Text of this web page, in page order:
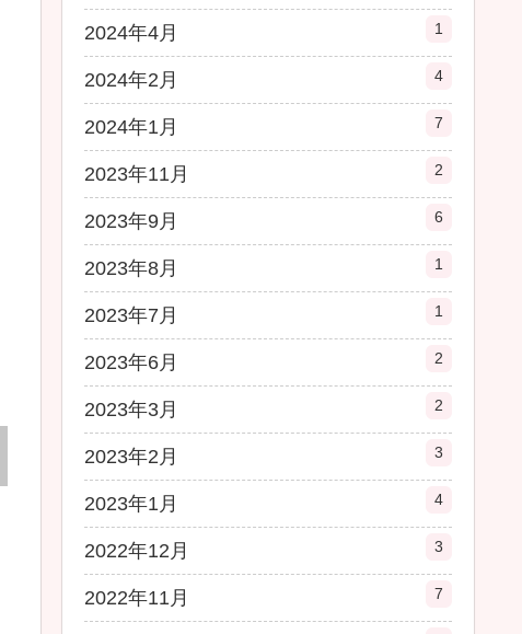
2024年4月 1
2024年2月 4
2024年1月 7
2023年11月 2
2023年9月 6
2023年8月 1
2023年7月 1
2023年6月 2
2023年3月 2
2023年2月 3
2023年1月 4
2022年12月 3
2022年11月 7